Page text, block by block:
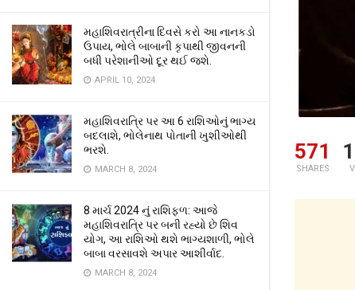
મહાશિવરાત્રીના દિવસે કરો આ નાનકડો
ઉપાય, ભોલે બાબાની કૃપાથી જીવનની
બધી પરેશાનીઓ દૂર થઈ જશે.
APRIL 10, 2024
મહાશિવરાત્રિ પર આ 6 રાશિઓનું ભાગ્ય
બદલાશે, ભોલેનાથ પોતાની ખુશીઓથી
ભરશે.
MARCH 8, 2024
8 માર્ચ 2024 નું રાશિફળ: આજે
મહાશિવરાત્રિ પર બની રહ્યો છે શિવ
યોગ, આ રાશિઓ થશે ભાગ્યશાળી, ભોલે
બાબા વરસાવશે અપાર આશીર્વાદ.
MARCH 8, 2024
571
SHARES